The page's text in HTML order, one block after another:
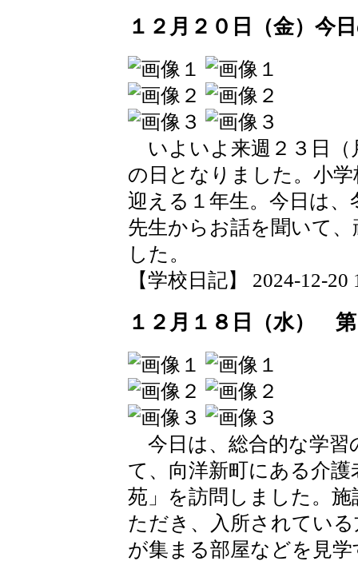
１２月２０日（金）今
いよいよ来週２３日（
の日となりました。小
迎える１年生。今日は
先生からお話を聞いて
した。
【学校日記】 2024-12-20
１２月１８日（水）
今日は、総合的な学習
て、向洋新町にある介
苑」を訪問しました。
ただき、入所されてい
が集まる部屋などを見